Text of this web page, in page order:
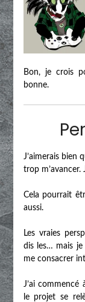
Bon, je crois
bonne.
J’aimerais bien
trop m’avancer.
Cela pourrait
aussi.
Les vraies
dis les… mais je
me consacrer
J’ai commencé
le projet se